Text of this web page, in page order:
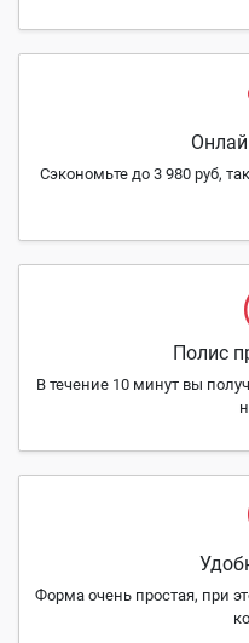
Сэкономьте до 3 980 руб,
Полис
В течение 10 минут вы
Форма очень простая, при